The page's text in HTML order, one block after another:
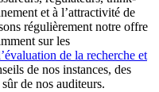
et à l’attractivité de
régulièrement notre offre
sur les
de la recherche et
de nos instances, des
de nos auditeurs.